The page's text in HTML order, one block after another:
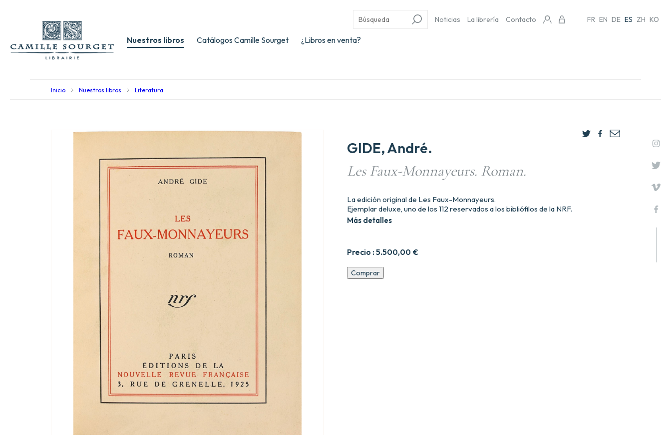
Nuestros libros Catálogos Camille Sourget ¿Libros en venta?
Noticias La librería Contacto FR EN DE ES ZH KO
Inicio Nuestros libros Literatura
GIDE, André.
Les Faux-Monnayeurs. Roman.
Precio :5.500,00 €
La edición original de Les Faux-Monnayeurs.
Ejemplar deluxe, uno de los 112 reservados a los bibliófilos de la NRF.
Más detalles
Les
Faux-
Comprar